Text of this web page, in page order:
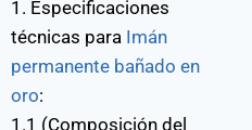
1. Especificaciones
técnicas para Imán
permanente bañado en
oro:
1.1 (Composición del